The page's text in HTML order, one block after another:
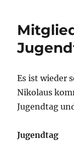
Es ist wieder
Nikolaus
Jugendtag
Jugendtag